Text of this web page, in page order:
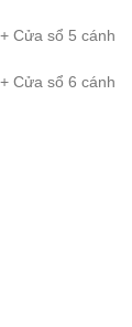
+ Cửa sổ 5 cánh
+ Cửa sổ 6 cánh